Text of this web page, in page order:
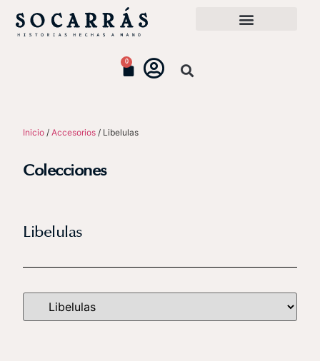
0
Inicio /Accesorios / Libelulas
Colecciones
Libelulas